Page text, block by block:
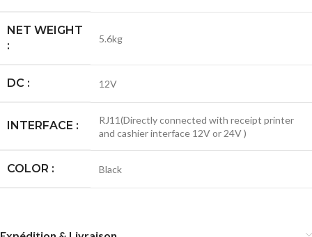
NET WEIGHT
:
5.6kg
DC : 12V
INTERFACE :
RJ11(Directly connected with receipt printer
and cashier interface 12V or 24V )
COLOR : Black